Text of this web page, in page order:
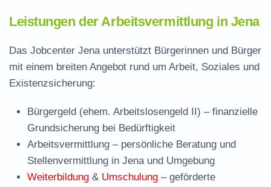
Leistungen der Arbeitsvermittlung in Jena
Das Jobcenter Jena unterstützt Bürgerinnen und Bürger
mit einem breiten Angebot rund um Arbeit, Soziales und
Existenzsicherung:
Bürgergeld (ehem. Arbeitslosengeld II) – finanzielle
Grundsicherung bei Bedürftigkeit
Arbeitsvermittlung – persönliche Beratung und
Stellenvermittlung in Jena und Umgebung
Weiterbildung & Umschulung – geförderte